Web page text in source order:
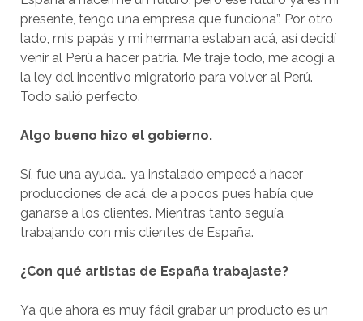
presente, tengo una empresa que funciona”. Por otro
lado, mis papás y mi hermana estaban acá, así decidí
venir al Perú a hacer patria. Me traje todo, me acogí a
la ley del incentivo migratorio para volver al Perú.
Todo salió perfecto.
Algo bueno hizo el gobierno.
Sí, fue una ayuda… ya instalado empecé a hacer
producciones de acá, de a pocos pues había que
ganarse a los clientes. Mientras tanto seguía
trabajando con mis clientes de España.
¿Con qué artistas de España trabajaste?
Ya que ahora es muy fácil grabar un producto es un